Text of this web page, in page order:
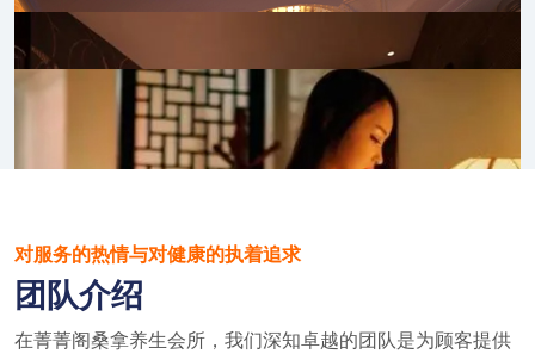
对服务的热情与对健康的执着追求
团队介绍
在菁菁阁桑拿养生会所，我们深知卓越的团队是为顾客提供